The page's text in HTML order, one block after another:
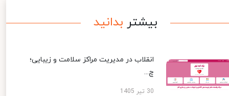
بیشتر بدانید
انقلاب در مدیریت مراکز سلامت و زیبایی؛
چ...
30 تیر 1405